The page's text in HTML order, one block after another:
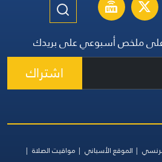
ملخص أسبوعي على بريدك
اشتراك
الموقع الأسباني
مواقيت الصلاة